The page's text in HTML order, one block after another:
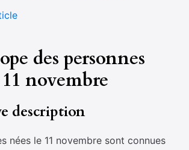
des personnes
novembre
description
nées le 11 novembre sont connues